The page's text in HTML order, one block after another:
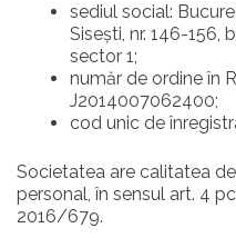
sediul social:
Siseşti, nr. 146-156,
sector 1;
număr de ordine în
J2014007062400;
cod unic de
Societatea are calitatea
personal, în sensul art. 4
2016/679.